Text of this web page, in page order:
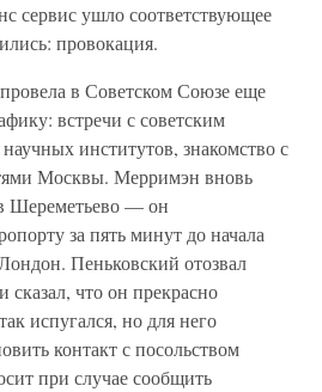
сервис ушло соответствующее
провокация.
в Советском Союзе еще
встречи с советским
институтов, знакомство с
Москвы. Мерримэн вновь
Шереметьево — он
за пять минут до начала
Пеньковский отозвал
что он прекрасно
испугался, но для него
контакт с посольством
при случае сообщить